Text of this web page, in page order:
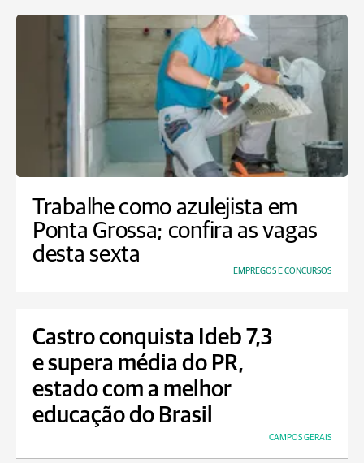
Trabalhe como azulejista em
Ponta Grossa; confira as vagas
desta sexta
EMPREGOS E CONCURSOS
Castro conquista Ideb 7,3
e supera média do PR,
estado com a melhor
educação do Brasil
CAMPOS GERAIS